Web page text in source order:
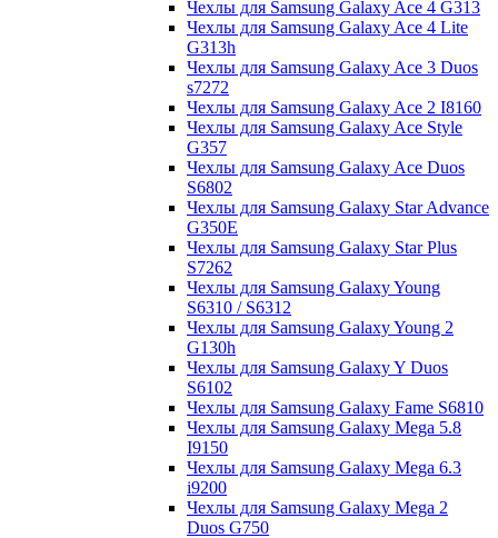
Чехлы для Samsung Galaxy Ace 4 G313
Чехлы для Samsung Galaxy Ace 4 Lite
G313h
Чехлы для Samsung Galaxy Ace 3 Duos
s7272
Чехлы для Samsung Galaxy Ace 2 I8160
Чехлы для Samsung Galaxy Ace Style
G357
Чехлы для Samsung Galaxy Ace Duos
S6802
Чехлы для Samsung Galaxy Star Advance
G350E
Чехлы для Samsung Galaxy Star Plus
S7262
Чехлы для Samsung Galaxy Young
S6310 / S6312
Чехлы для Samsung Galaxy Young 2
G130h
Чехлы для Samsung Galaxy Y Duos
S6102
Чехлы для Samsung Galaxy Fame S6810
Чехлы для Samsung Galaxy Mega 5.8
I9150
Чехлы для Samsung Galaxy Mega 6.3
i9200
Чехлы для Samsung Galaxy Mega 2
Duos G750